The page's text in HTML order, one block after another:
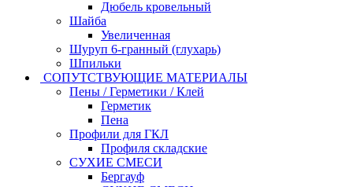
Дюбель кровельный
Шайба
Увеличенная
Шуруп 6-гранный (глухарь)
Шпильки
СОПУТСТВУЮЩИЕ МАТЕРИАЛЫ
Пены / Герметики / Клей
Герметик
Пена
Профили для ГКЛ
Профиля складские
СУХИЕ СМЕСИ
Бергауф